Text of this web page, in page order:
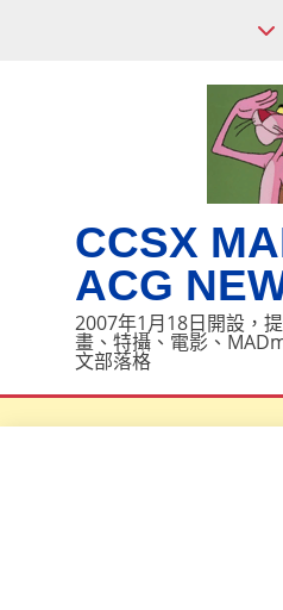
CCSX
ACG
2007年1月18日開設，
畫、特攝、電影、
文部落格